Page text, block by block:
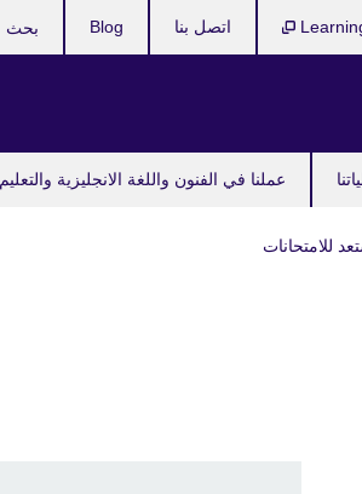
عملنا في الفنون واللغة الانجليزية والتعليم
اتصل بنا Blog
للامتحانات